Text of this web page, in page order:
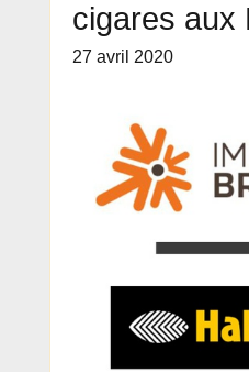
cigares aux
27 avril 2020